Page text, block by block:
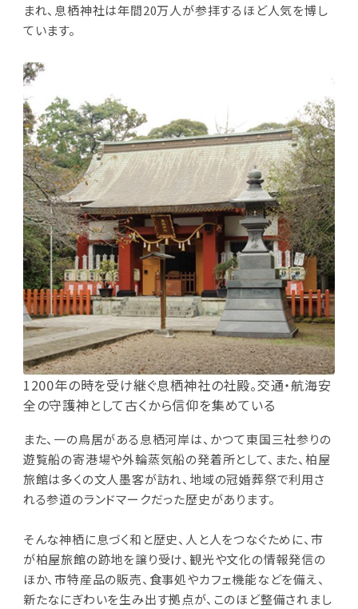
まれ、息栖神社は年間20万人が参拝するほど人気を博し
ています。
1200年の時を受け継ぐ息栖神社の社殿。交通・航海安
全の守護神として古くから信仰を集めている
また、一の鳥居がある息栖河岸は、かつて東国三社参りの
遊覧船の寄港場や外輪蒸気船の発着所として、また、柏屋
旅館は多くの文人墨客が訪れ、地域の冠婚葬祭で利用さ
れる参道のランドマークだった歴史があります。
そんな神栖に息づく和と歴史、人と人をつなぐために、市
が柏屋旅館の跡地を譲り受け、観光や文化の情報発信の
ほか、市特産品の販売、食事処やカフェ機能などを備え、
新たなにぎわいを生み出す拠点が、このほど整備されまし